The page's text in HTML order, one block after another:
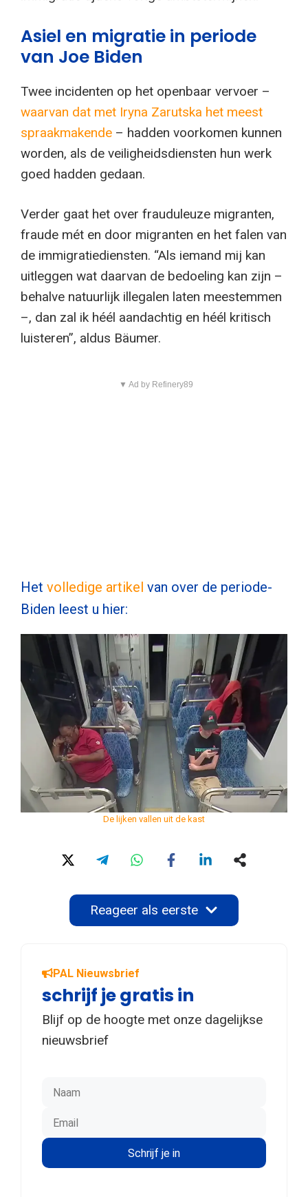
Asiel en migratie in periode
van Joe Biden
Twee incidenten op het openbaar vervoer –
waarvan dat met Iryna Zarutska het meest
spraakmakende – hadden voorkomen kunnen
worden, als de veiligheidsdiensten hun werk
goed hadden gedaan.
Verder gaat het over frauduleuze migranten,
fraude mét en door migranten en het falen van
de immigratiediensten. “Als iemand mij kan
uitleggen wat daarvan de bedoeling kan zijn –
behalve natuurlijk illegalen laten meestemmen
–, dan zal ik héél aandachtig en héél kritisch
luisteren”, aldus Bäumer.
▼ Ad by Refinery89
Het volledige artikel van over de periode-
Biden leest u hier:
De lijken vallen uit de kast
Reageer als eerste
PAL Nieuwsbrief
schrijf je gratis in
Blijf op de hoogte met onze dagelijkse
nieuwsbrief